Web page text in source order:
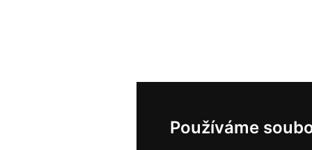
Používáme